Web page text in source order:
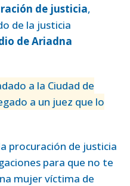
de justicia,
de la justicia
de Ariadna
a la Ciudad de
a un juez que lo
procuración de justicia
para que no te
mujer víctima de